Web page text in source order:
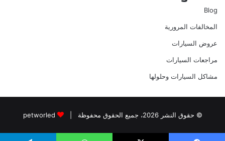
Blog
المخالفات المرورية
عروض السيارات
مراجعات السيارات
مشاكل السيارات وحلولها
© حقوق النشر 2026، جميع الحقوق محفوظة | petworled